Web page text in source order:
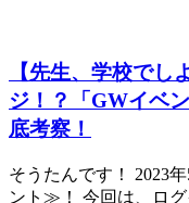
【先生、学校でし
ジ！？「GWイベ
底考察！
そうたんです！ 2023
ント≫！ 今回は、ロ